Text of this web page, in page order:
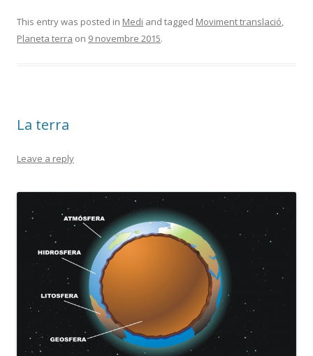
e
b
k
itt
er
m
p
This entry was posted in Medi and tagged Moviment translació,
Planeta terra on 9 novembre 2015.
La terra
Leave a reply